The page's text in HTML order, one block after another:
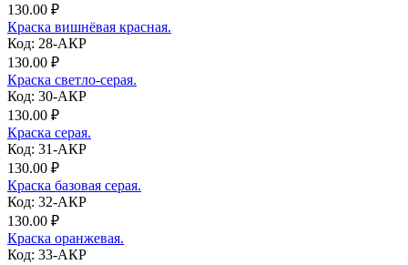
130.00 ₽
Краска вишнёвая красная.
Код: 28-АКР
130.00 ₽
Краска светло-серая.
Код: 30-АКР
130.00 ₽
Краска серая.
Код: 31-АКР
130.00 ₽
Краска базовая серая.
Код: 32-АКР
130.00 ₽
Краска оранжевая.
Код: 33-АКР